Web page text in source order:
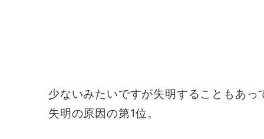
少ないみたいですが失明することもあっ
失明の原因の第1位。